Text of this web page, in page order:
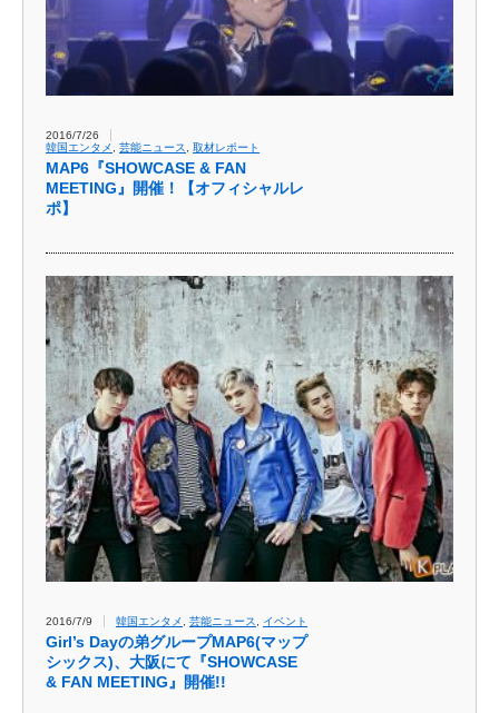
2016/7/26
韓国エンタメ
芸能ニュース 取材レポート
MAP6『SHOWCASE & FAN
MEETING』開催！【オフィシャルレ
ポ】
2016/7/9 韓国エンタメ 芸能ニュース イベント
Girl’s Dayの弟グループMAP6(マップ
シックス)、大阪にて『SHOWCASE
& FAN MEETING』開催!!